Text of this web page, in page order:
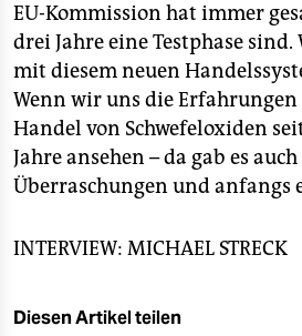
EU-Kommission hat immer
drei Jahre eine Testphase
mit diesem neuen
Wenn wir uns die Erfahrungen
Handel von Schwefeloxiden
Jahre ansehen – da gab es
Überraschungen und anfangs
INTERVIEW: MICHAEL STRECK
Diesen Artikel teilen